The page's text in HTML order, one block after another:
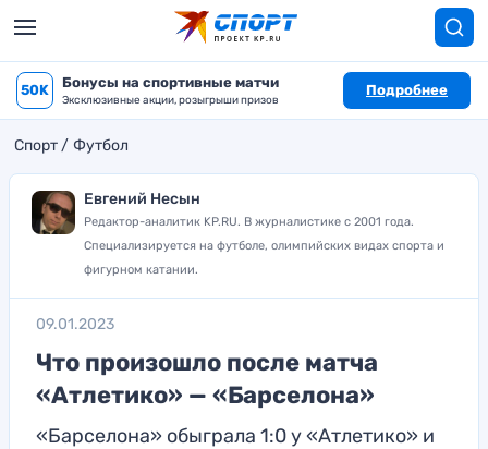
50K Бонусы на спортивные матчи
Эксклюзивные акции, розыгрыши призов
Подробнее
Спорт Футбол
Евгений Несын
Редактор-аналитик KP.RU. В журналистике с 2001 года.
Специализируется на футболе, олимпийских видах спорта и
фигурном катании.
09.01.2023
Что произошло после матча
«Атлетико» — «Барселона»
«Барселона» обыграла 1:0 у «Атлетико» и